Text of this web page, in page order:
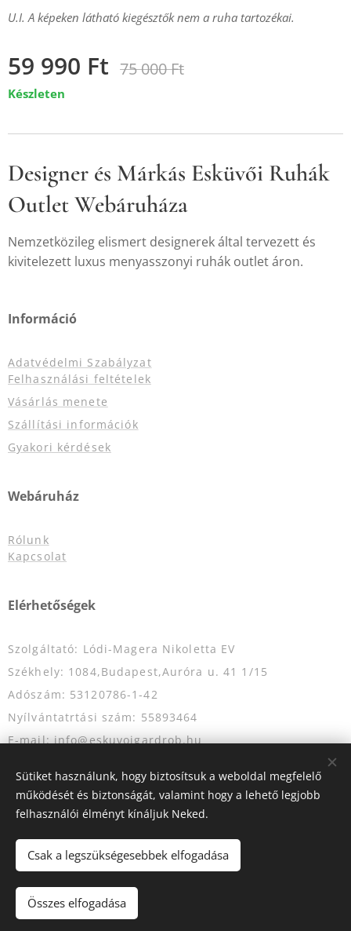
U.I. A képeken látható kiegésztők nem a ruha tartozékai.
59 990 Ft 75 000Ft
Készleten
Designer és Márkás Esküvői Ruhák
Outlet Webáruháza
Nemzetközileg elismert designerek által tervezett és
kivitelezett luxus menyasszonyi ruhák outlet áron.
Információ
Adatvédelmi Szabályzat
Felhasználási feltételek
Vásárlás menete
Szállítási információk
Gyakori kérdések
Webáruház
Rólunk
Kapcsolat
Elérhetőségek
Szolgáltató: Lódi-Magera Nikoletta EV
Székhely: 1084,Budapest,Auróra u. 41 1/15
Adószám: 53120786-1-42
Nyílvántatrtási szám: 55893464
E-mail: info@eskuvoigardrob.hu
Az oldalt a Webnode működteti
Sütiket használunk, hogy biztosítsuk a weboldal megfelelő
működését és biztonságát, valamint hogy a lehető legjobb
felhasználói élményt kínáljuk Neked.
Csak a legszükségesebbek elfogadása
Összes elfogadása